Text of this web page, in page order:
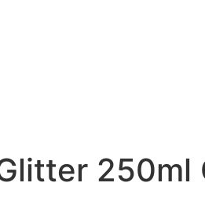
250ml